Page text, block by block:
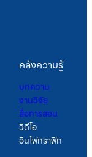
คลังความรู้
บทความ
งานวิจัย
สื่อการสอน
วิดีโอ
อินโฟกราฟิก